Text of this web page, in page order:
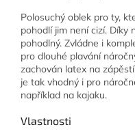
Polosuchý oblek pro ty,
pohodlí jim není cizí. Díky
pohodlný. Zvládne i
pro dlouhé plavání
zachován latex na
je tak vhodný i pro
například na kajaku.
Vlastnosti